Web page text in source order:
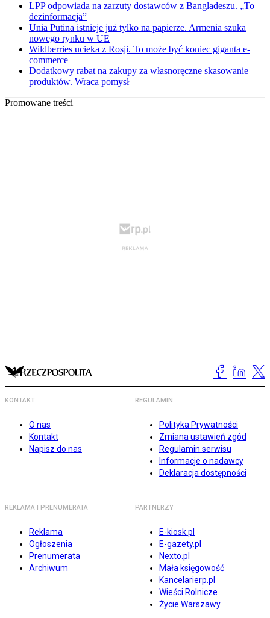
LPP odpowiada na zarzuty dostawców z Bangladeszu. „To
dezinformacja”
Unia Putina istnieje już tylko na papierze. Armenia szuka
nowego rynku w UE
Wildberries ucieka z Rosji. To może być koniec giganta e-
commerce
Dodatkowy rabat na zakupy za własnoręczne skasowanie
produktów. Wraca pomysł
Promowane treści
KONTAKT
O nas
Kontakt
Napisz do nas
REGULAMIN
Polityka Prywatności
Zmiana ustawień zgód
Regulamin serwisu
Informacje o nadawcy
Deklaracja dostępności
REKLAMA I PRENUMERATA
Reklama
Ogłoszenia
Prenumerata
Archiwum
PARTNERZY
E-kiosk.pl
E-gazety.pl
Nexto.pl
Mała księgowość
Kancelarierp.pl
Wieści Rolnicze
Życie Warszawy